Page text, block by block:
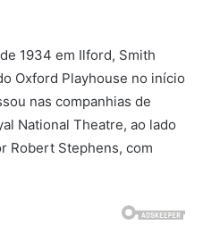
1934 em Ilford, Smith
Oxford Playhouse no início
nas companhias de
National Theatre, ao lado
Robert Stephens, com